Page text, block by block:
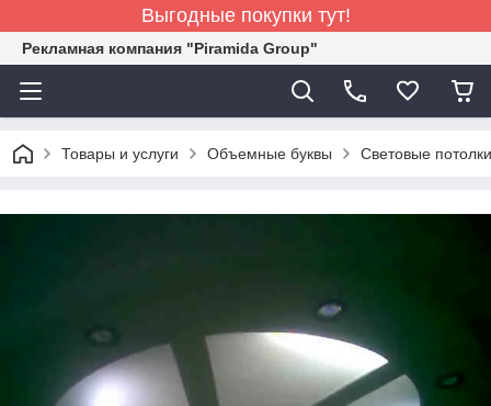
Выгодные покупки тут!
Рекламная компания "Piramida Group"
Товары и услуги Объемные буквы Световые